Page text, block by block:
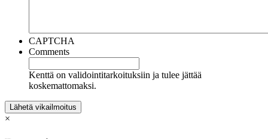
CAPTCHA
Comments
Kenttä on validointitarkoituksiin ja tulee jättää
koskemattomaksi.
×